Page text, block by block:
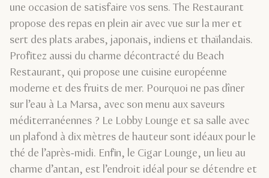
une occasion de satisfaire vos sens. The Restaurant
propose des repas en plein air avec vue sur la mer et
sert des plats arabes, japonais, indiens et thaïlandais.
Profitez aussi du charme décontracté du Beach
Restaurant, qui propose une cuisine européenne
moderne et des fruits de mer. Pourquoi ne pas dîner
sur l’eau à La Marsa, avec son menu aux saveurs
méditerranéennes ? Le Lobby Lounge et sa salle avec
un plafond à dix mètres de hauteur sont idéaux pour le
thé de l’après-midi. Enfin, le Cigar Lounge, un lieu au
charme d’antan, est l’endroit idéal pour se détendre et